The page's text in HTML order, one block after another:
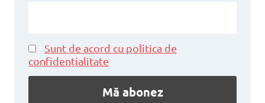
Sunt de acord cu politica de
confidențialitate